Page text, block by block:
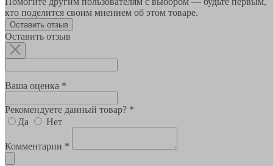
кто поделится своим мнением об этом товаре.
Оставить отзыв
Оставить отзыв
Ваша оценка *
Рекомендуете данный товар? *
Да
Нет
Комментарии *